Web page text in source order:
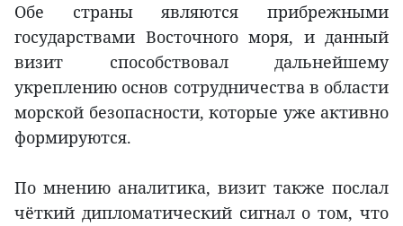
Обе страны являются прибрежными
государствами Восточного моря, и данный
визит способствовал дальнейшему
укреплению основ сотрудничества в области
морской безопасности, которые уже активно
формируются.
По мнению аналитика, визит также послал
чёткий дипломатический сигнал о том, что